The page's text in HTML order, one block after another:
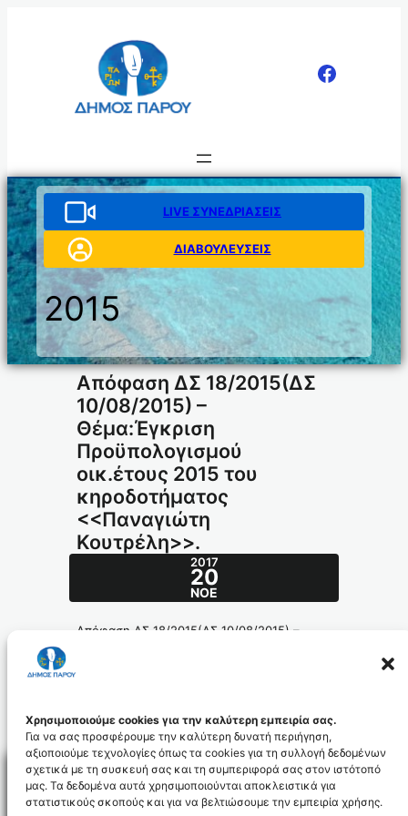
Χρησιμοποιούμε cookies για την καλύτερη εμπειρία σας.
Για να σας προσφέρουμε την καλύτερη δυνατή περιήγηση,
αξιοποιούμε τεχνολογίες όπως τα cookies για τη συλλογή δεδομένων
σχετικά με τη συσκευή σας και τη συμπεριφορά σας στον ιστότοπό
μας. Τα δεδομένα αυτά χρησιμοποιούνται αποκλειστικά για
στατιστικούς σκοπούς και για να βελτιώσουμε την εμπειρία χρήσης.
LIVE ΣΥΝΕΔΡΙΑΣΕΙΣ
ΔΙΑΒΟΥΛΕΥΣΕΙΣ
2015
Απόφαση ΔΣ 18/2015(ΔΣ
10/08/2015) –
Θέμα:Έγκριση
Προϋπολογισμού
οικ.έτους 2015 του
κηροδοτήματος
<<Παναγιώτη
Κουτρέλη>>.
2017
20
ΝΟΈ
Απόφαση ΔΣ 18/2015(ΔΣ 10/08/2015) –
266.2015_id4333